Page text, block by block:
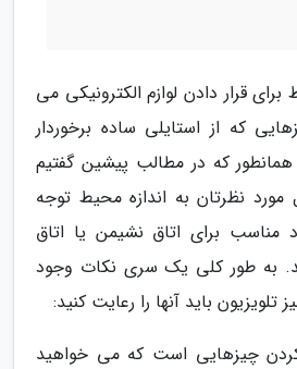
برای قرار دادن لوازم الکترونیکی می
که از استایلی ساده برخوردار
که در مطالب پیشین گفتیم
مورد نظرتان به اندازه محیط توجه
مناسب برای اتاق نشیمن یا اتاق
به طور کلی یک سری نکات وجود
تلویزیون باید آنها را رعایت کنید:
چیزهایی است که می خواهید